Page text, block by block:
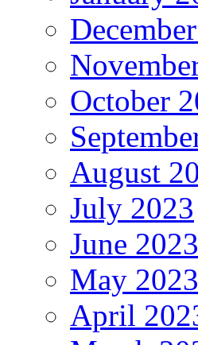
October
August
July 2023
June 2023
May 2023
April